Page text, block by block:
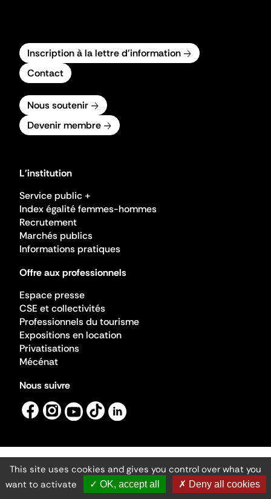
Inscription à la lettre d'information
Contact
Nous soutenir
Devenir membre
L'institution
Service public +
Index égalité femmes-hommes
Recrutement
Marchés publics
Informations pratiques
Offre aux professionnels
Espace presse
CSE et collectivités
Professionnels du tourisme
Expositions en location
Privatisations
Mécénat
Nous suivre
Mentions légales
Gestion des cookies
Accessibilité numérique
Ministère de la Culture ©2026
This site uses cookies and gives you control over what you
want to activate
✓ OK, accept all ✗ Deny all cookies